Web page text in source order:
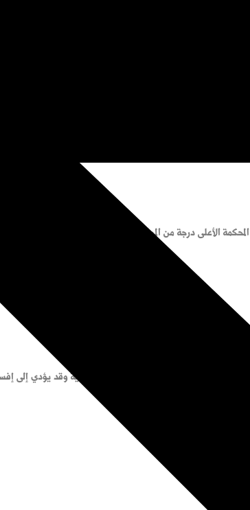
درجة من المحكمة التي أصدرت الحكم. أما في حال
التخبيب أضراراً كبيرة في العلاقة الزوجية وقد يؤدي إلى